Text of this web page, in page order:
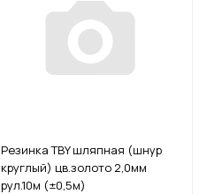
Резинка TBY шляпная (шнур
круглый) цв.золото 2,0мм
рул.10м (±0,5м)